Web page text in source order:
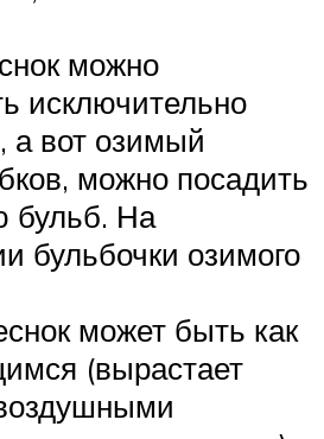
можно
исключительно
а вот озимый
можно посадить
бульб. На
бульбочки озимого
может быть как
(вырастает